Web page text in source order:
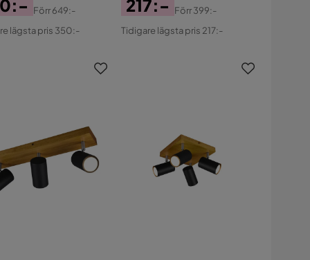
Förr649:-
lägsta pris 350:-
Pris
217:-
Original
Förr399:-
Tidigare lägsta pris 217:-